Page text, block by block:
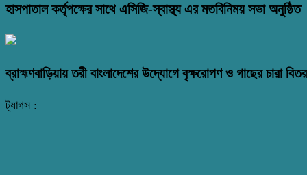
হাসপাতাল কর্তৃপক্ষের সাথে এসিজি-স্বাস্থ্য এর মতবিনিময় সভা অনুষ্ঠিত
ব্রাহ্মণবাড়িয়ায় তরী বাংলাদেশের উদ্যোগে বৃক্ষরোপণ ও গাছের চারা
ট্যাগস :